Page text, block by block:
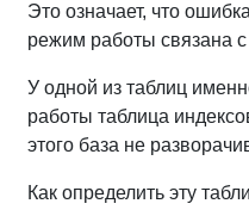
Это означает, что
режим работы связана
У одной из таблиц
работы таблица
этого база не
Как определить эту